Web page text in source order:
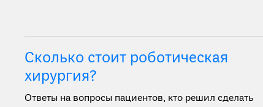
Сколько стоит роботическая
хирургия?
Ответы на вопросы пациентов, кто решил сделать